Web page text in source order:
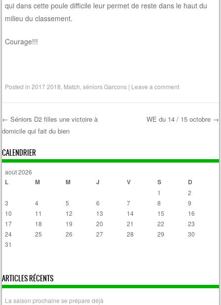
qui dans cette poule difficile leur permet de reste dans le haut du
milieu du classement.
Courage!!!
Posted in2017 2018 Match ,séniors Garcons | Leave a comment
Post navigation
← Séniors D2 filles une victoire à
domicile qui fait du bien
WE du 14 / 15 octobre →
CALENDRIER
août 2026
L M M J V S D
1
2
3
4 5 6 7 8
9
10
11 12 13 14 15
16
17
18 19 20 21 22
23
24
25 26 27 28 29
30
31
ARTICLES RÉCENTS
La saison prochaine se prépare déjà